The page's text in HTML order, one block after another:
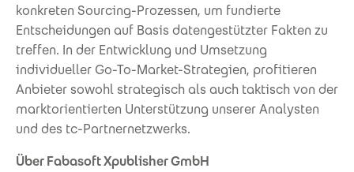
konkreten Sourcing-Prozessen, um fundierte
Entscheidungen auf Basis datengestützter Fakten zu
treffen. In der Entwicklung und Umsetzung
individueller Go-To-Market-Strategien, profitieren
Anbieter sowohl strategisch als auch taktisch von der
marktorientierten Unterstützung unserer Analysten
und des tc-Partnernetzwerks.
Über Fabasoft Xpublisher GmbH